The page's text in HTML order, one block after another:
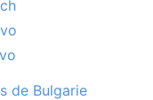
de Bulgarie